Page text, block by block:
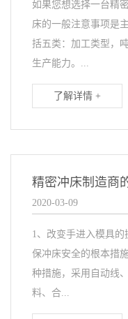
如果您想选择一台精
床的一般注意事项是
括五类：加工类型，
生产能力。...
了解详情 +
精密冲床制造商
2020-03-09
1、改变手进入模具
保冲床安全的根本措
种措施，采用自动线
料、合...